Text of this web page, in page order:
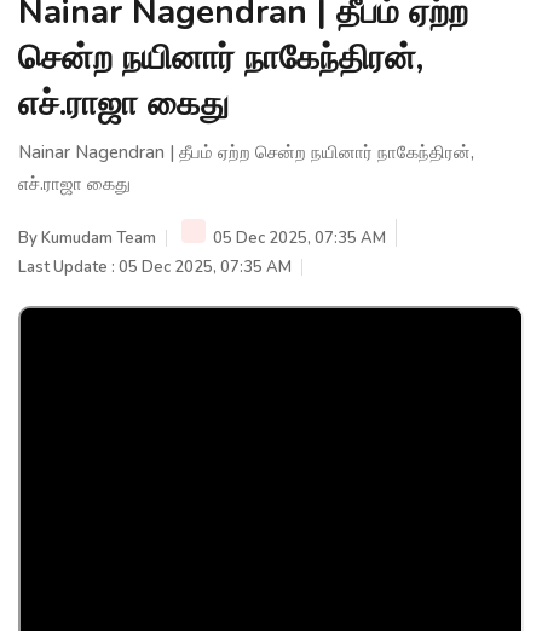
Nainar Nagendran | தீபம் ஏற்ற
சென்ற நயினார் நாகேந்திரன்,
எச்.ராஜா கைது
Nainar Nagendran | தீபம் ஏற்ற சென்ற நயினார் நாகேந்திரன்,
எச்.ராஜா கைது
ByKumudam Team
05 Dec 2025, 07:35 AM
Last Update : 05 Dec 2025, 07:35 AM